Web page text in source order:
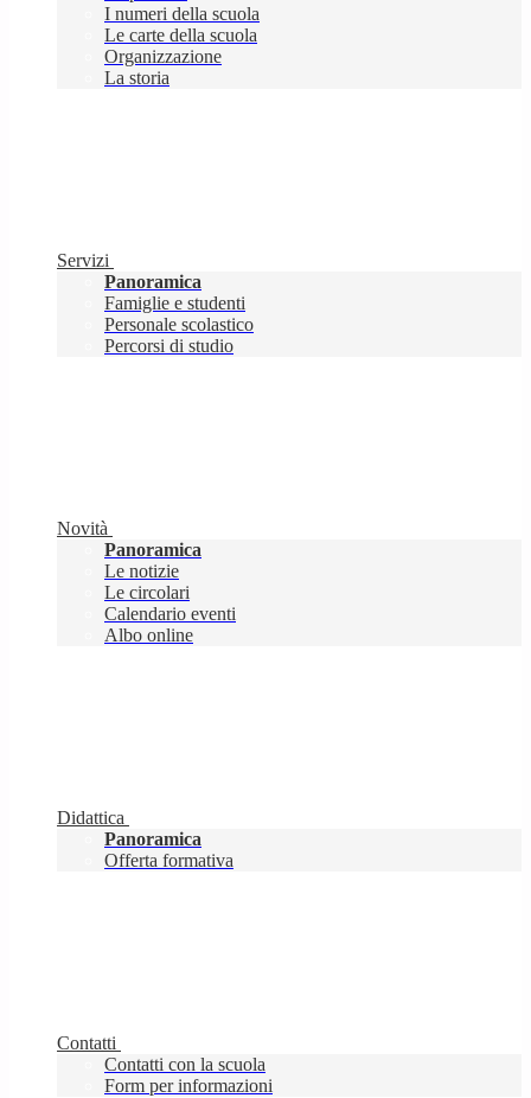
I numeri della scuola
Le carte della scuola
Organizzazione
La storia
Servizi
Panoramica
Famiglie e studenti
Personale scolastico
Percorsi di studio
Novità
Panoramica
Le notizie
Le circolari
Calendario eventi
Albo online
Didattica
Panoramica
Offerta formativa
Contatti
Contatti con la scuola
Form per informazioni